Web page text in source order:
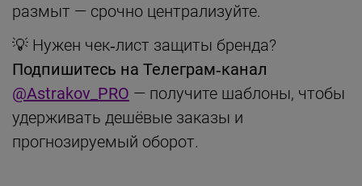
размыт — срочно централизуйте.
💡 Нужен чек‑лист защиты бренда?
Подпишитесь на Телеграм‑канал
@Astrakov_PRO — получите шаблоны, чтобы
удерживать дешёвые заказы и
прогнозируемый оборот.